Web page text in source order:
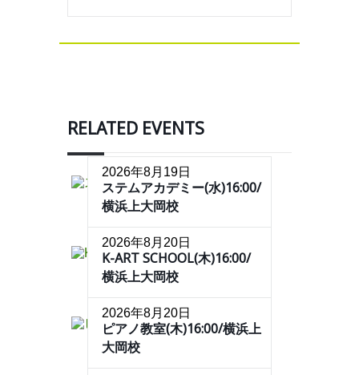
RELATED EVENTS
2026年8月19日
ステムアカデミー(水)16:00/
横浜上大岡校
2026年8月20日
K-ART SCHOOL(木)16:00/
横浜上大岡校
2026年8月20日
ピアノ教室(木)16:00/横浜上
大岡校